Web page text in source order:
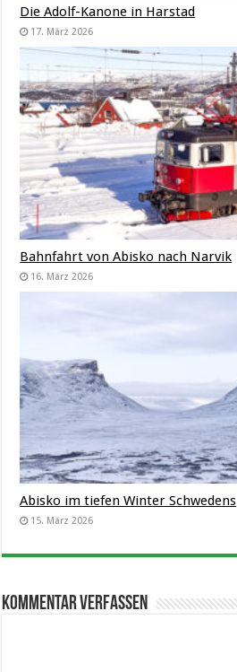
Die Adolf-Kanone in Harstad
17. März 2026
Bahnfahrt von Abisko nach Narvik
16. März 2026
Abisko im tiefen Winter Schwedens
15. März 2026
Kommentar verfassen